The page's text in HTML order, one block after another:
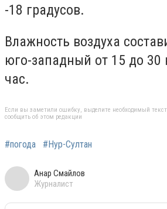
-18 градусов.
Влажность воздуха
юго-западный от 15 до 30
час.
Если вы заметили ошибку, выделите необходимый
сообщить об этом редакции
#погода #Нур-Султан
Анар Смайлов
Журналист